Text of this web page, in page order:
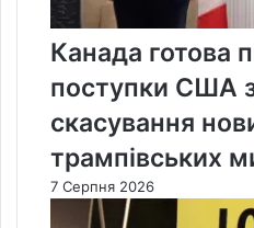
Канада готова
поступки США
скасування
трампівських
7 Серпня 2026